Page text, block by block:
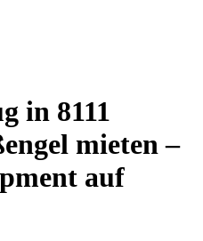
in 8111
mieten –
auf